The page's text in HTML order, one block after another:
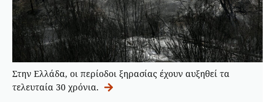
Στην Ελλάδα, οι περίοδοι ξηρασίας έχουν αυξηθεί τα
τελευταία 30 χρόνια.